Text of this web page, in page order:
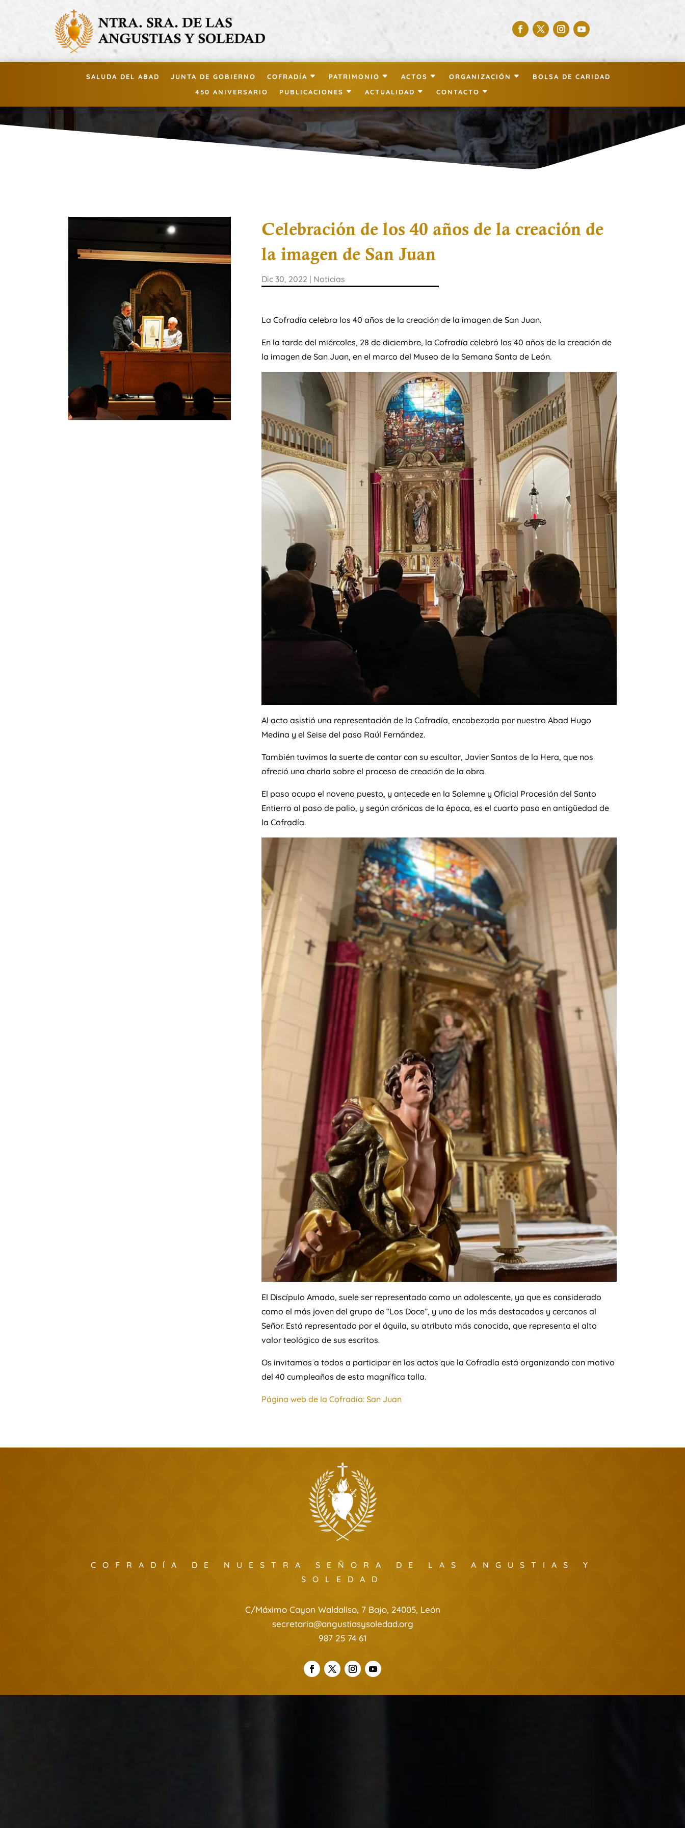
SALUDA DEL ABAD JUNTA DE GOBIERNO COFRADÍA PATRIMONIO ACTOS ORGANIZACIÓN
BOLSA DE CARIDAD
450 ANIVERSARIO
PUBLICACIONES ACTUALIDAD CONTACTO
Celebración de los 40 años de la creación de
la imagen de San Juan
Dic 30, 2022 | Noticias
La Cofradía celebra los 40 años de la creación de la imagen de San Juan.
En la tarde del miércoles, 28 de diciembre, la Cofradía celebró los 40 años de la creación de
la imagen de San Juan, en el marco del Museo de la Semana Santa de León.
Al acto asistió una representación de la Cofradía, encabezada por nuestro Abad Hugo
Medina y el Seise del paso Raúl Fernández.
También tuvimos la suerte de contar con su escultor, Javier Santos de la Hera, que nos
ofreció una charla sobre el proceso de creación de la obra.
El paso ocupa el noveno puesto, y antecede en la Solemne y Oficial Procesión del Santo
Entierro al paso de palio, y según crónicas de la época, es el cuarto paso en antigüedad de
la Cofradía.
El Discípulo Amado, suele ser representado como un adolescente, ya que es considerado
como el más joven del grupo de “Los Doce”, y uno de los más destacados y cercanos al
Señor. Está representado por el águila, su atributo más conocido, que representa el alto
valor teológico de sus escritos.
Os invitamos a todos a participar en los actos que la Cofradía está organizando con motivo
del 40 cumpleaños de esta magnífica talla.
Página web de la Cofradía: San Juan
COFRADÍA DE NUESTRA SEÑORA DE LAS ANGUSTIAS Y
SOLEDAD
C/Máximo Cayon Waldaliso, 7 Bajo, 24005, León
secretaria@angustiasysoledad.org
987 25 74 61